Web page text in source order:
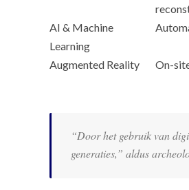
AI & Machine
Learning
Augmented Reality On-
“Door het gebruik van
generaties,” aldus